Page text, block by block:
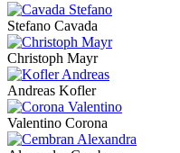
Stefano Cavada
Christoph Mayr
Andreas Kofler
Valentino Corona